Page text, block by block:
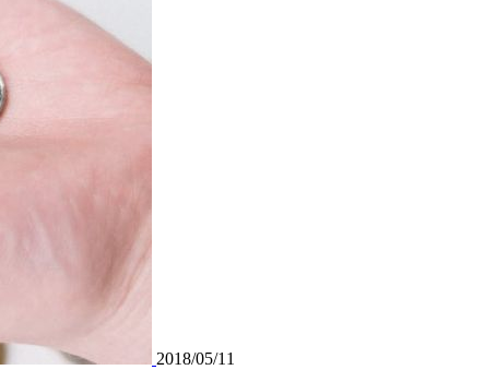
2018/05/11